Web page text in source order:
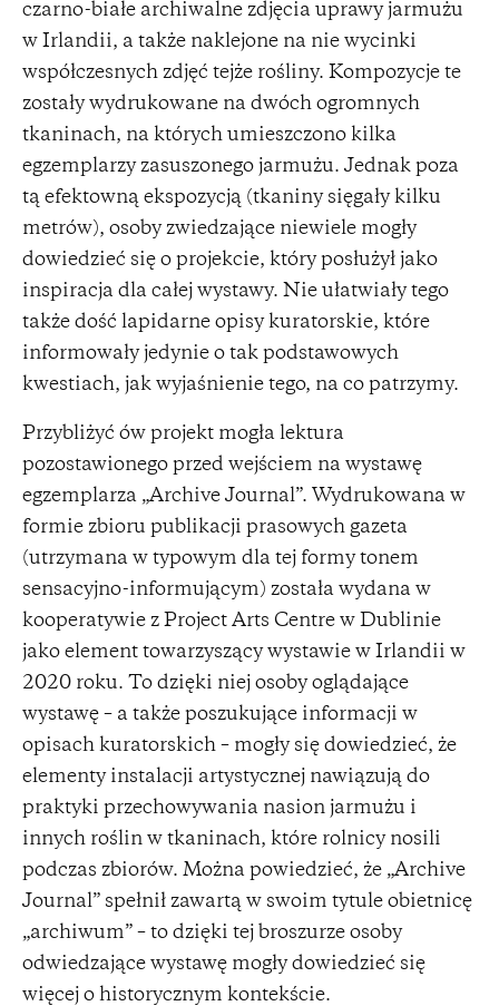
czarno-białe archiwalne zdjęcia uprawy jarmużu
w Irlandii, a także naklejone na nie wycinki
współczesnych zdjęć tejże rośliny. Kompozycje te
zostały wydrukowane na dwóch ogromnych
tkaninach, na których umieszczono kilka
egzemplarzy zasuszonego jarmużu. Jednak poza
tą efektowną ekspozycją (tkaniny sięgały kilku
metrów), osoby zwiedzające niewiele mogły
dowiedzieć się o projekcie, który posłużył jako
inspiracja dla całej wystawy. Nie ułatwiały tego
także dość lapidarne opisy kuratorskie, które
informowały jedynie o tak podstawowych
kwestiach, jak wyjaśnienie tego, na co patrzymy.
Przybliżyć ów projekt mogła lektura
pozostawionego przed wejściem na wystawę
egzemplarza „Archive Journal”. Wydrukowana w
formie zbioru publikacji prasowych gazeta
(utrzymana w typowym dla tej formy tonem
sensacyjno-informującym) została wydana w
kooperatywie z Project Arts Centre w Dublinie
jako element towarzyszący wystawie w Irlandii w
2020 roku. To dzięki niej osoby oglądające
wystawę – a także poszukujące informacji w
opisach kuratorskich – mogły się dowiedzieć, że
elementy instalacji artystycznej nawiązują do
praktyki przechowywania nasion jarmużu i
innych roślin w tkaninach, które rolnicy nosili
podczas zbiorów. Można powiedzieć, że „Archive
Journal” spełnił zawartą w swoim tytule obietnicę
„archiwum” – to dzięki tej broszurze osoby
odwiedzające wystawę mogły dowiedzieć się
więcej o historycznym kontekście.